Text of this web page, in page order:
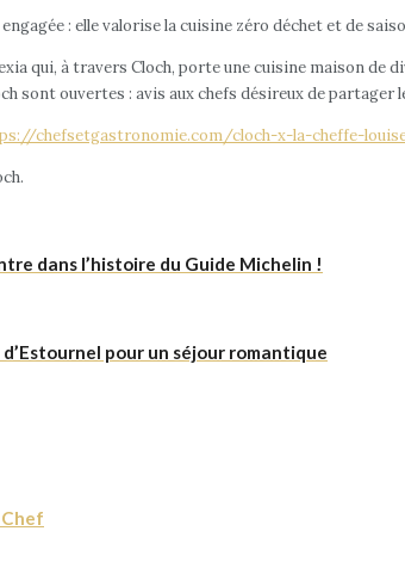
: elle valorise la cuisine zéro déchet et de
qui, à travers Cloch, porte une cuisine maison
sont ouvertes : avis aux chefs désireux de
chefsetgastronomie.com/cloch-x-la-cheffe-
dans l’histoire du Guide Michelin !
pour un séjour romantique